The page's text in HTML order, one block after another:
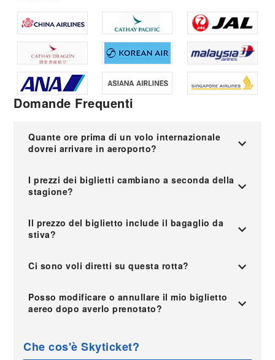
Domande Frequenti
Quante ore prima di un volo internazionale
dovrei arrivare in aeroporto?
I prezzi dei biglietti cambiano a seconda della
stagione?
Il prezzo del biglietto include il bagaglio da
stiva?
Ci sono voli diretti su questa rotta?
Posso modificare o annullare il mio biglietto
aereo dopo averlo prenotato?
Che cos'è Skyticket?